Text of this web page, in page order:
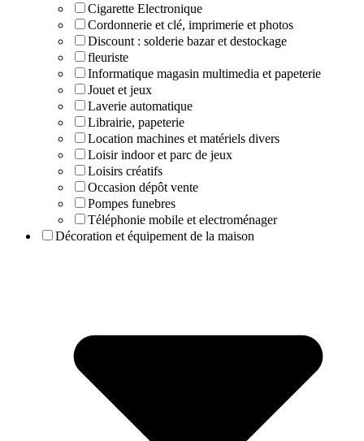
Cigarette Electronique
Cordonnerie et clé, imprimerie et photos
Discount : solderie bazar et destockage
fleuriste
Informatique magasin multimedia et papeterie
Jouet et jeux
Laverie automatique
Librairie, papeterie
Location machines et matériels divers
Loisir indoor et parc de jeux
Loisirs créatifs
Occasion dépôt vente
Pompes funebres
Téléphonie mobile et electroménager
Décoration et équipement de la maison